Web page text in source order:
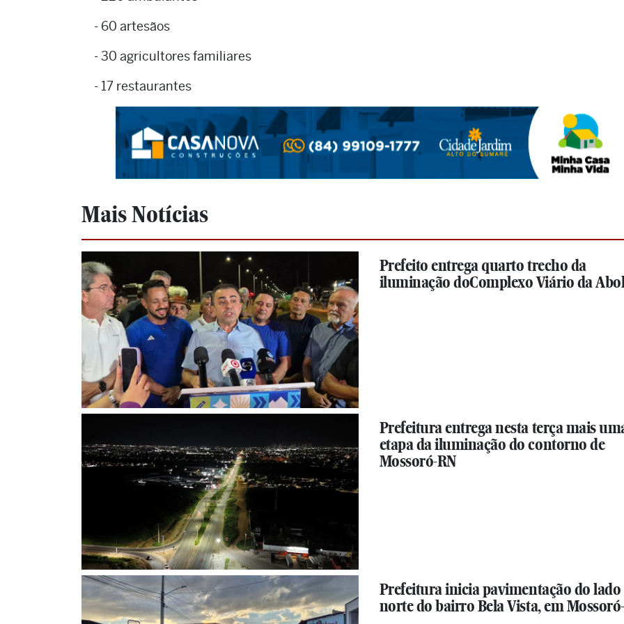
- 60 artesãos
- 30 agricultores familiares
- 17 restaurantes
Mais Notícias
Prefeito entrega quarto trecho da
iluminação doComplexo Viário da
Prefeitura entrega nesta terça mais
etapa da iluminação do contorno de
Mossoró-RN
Prefeitura inicia pavimentação do lado
norte do bairro Bela Vista, em